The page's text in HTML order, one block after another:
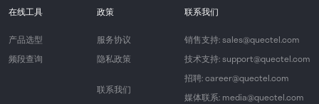
在线工具
产品选型
频段查询
政策
服务协议
隐私政策
联系我们
联系我们
销售支持: sales@quectel.com
技术支持: support@quectel.com
招聘: career@quectel.com
媒体联系: media@quectel.com